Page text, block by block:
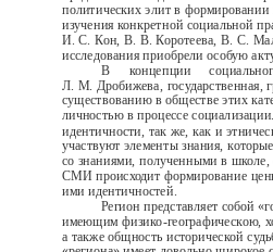
политических элит в формировании
изучения конкретной социальной
И. С. Кон, В. В. Коротеева, В. С.
исследования приобрели особую
В концепции
Л. М. Дробижева, государственная,
существованию в обществе этих
личностью в процессе
идентичности, так же, как и
участвуют элементы знания,
со знаниями, полученными в
СМИ происходит формирование
ими идентичностей.
Регион представляет собой
имеющим физико-географическою,
а также общность исторической